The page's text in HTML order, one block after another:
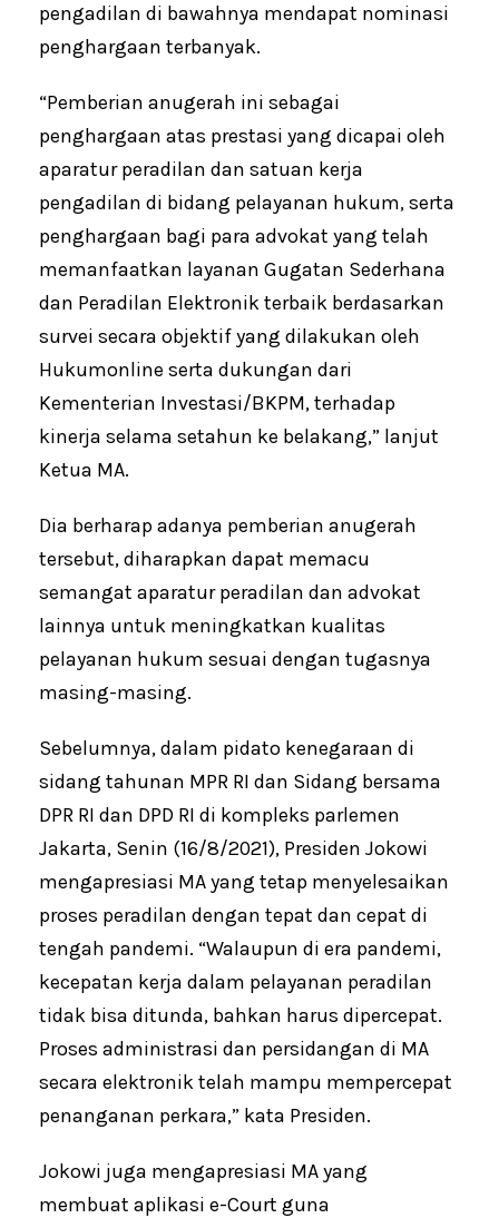
pengadilan di bawahnya mendapat nominasi
penghargaan terbanyak.
“Pemberian anugerah ini sebagai
penghargaan atas prestasi yang dicapai oleh
aparatur peradilan dan satuan kerja
pengadilan di bidang pelayanan hukum, serta
penghargaan bagi para advokat yang telah
memanfaatkan layanan Gugatan Sederhana
dan Peradilan Elektronik terbaik berdasarkan
survei secara objektif yang dilakukan oleh
Hukumonline serta dukungan dari
Kementerian Investasi/BKPM, terhadap
kinerja selama setahun ke belakang,” lanjut
Ketua MA.
Dia berharap adanya pemberian anugerah
tersebut, diharapkan dapat memacu
semangat aparatur peradilan dan advokat
lainnya untuk meningkatkan kualitas
pelayanan hukum sesuai dengan tugasnya
masing-masing.
Sebelumnya, dalam pidato kenegaraan di
sidang tahunan MPR RI dan Sidang bersama
DPR RI dan DPD RI di kompleks parlemen
Jakarta, Senin (16/8/2021), Presiden Jokowi
mengapresiasi MA yang tetap menyelesaikan
proses peradilan dengan tepat dan cepat di
tengah pandemi. “Walaupun di era pandemi,
kecepatan kerja dalam pelayanan peradilan
tidak bisa ditunda, bahkan harus dipercepat.
Proses administrasi dan persidangan di MA
secara elektronik telah mampu mempercepat
penanganan perkara,” kata Presiden.
Jokowi juga mengapresiasi MA yang
membuat aplikasi e-Court guna